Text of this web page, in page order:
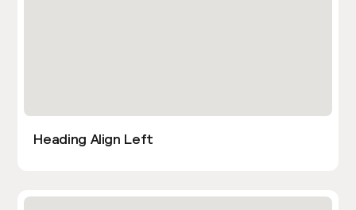
Heading Align Left